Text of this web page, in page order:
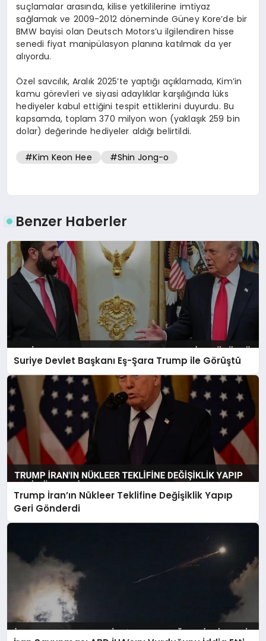
suçlamalar arasında, kilise yetkililerine imtiyaz
sağlamak ve 2009-2012 döneminde Güney Kore’de bir
BMW bayisi olan Deutsch Motors’u ilgilendiren hisse
senedi fiyat manipülasyon planına katılmak da yer
alıyordu.
Özel savcılık, Aralık 2025’te yaptığı açıklamada, Kim’in
kamu görevleri ve siyasi adaylıklar karşılığında lüks
hediyeler kabul ettiğini tespit ettiklerini duyurdu. Bu
kapsamda, toplam 370 milyon won (yaklaşık 259 bin
dolar) değerinde hediyeler aldığı belirtildi.
#Kim Keon Hee #Shin Jong-o
Benzer Haberler
Suriye Devlet Başkanı Eş-Şara Trump ile Görüştü
Trump İran’ın Nükleer Teklifine Değişiklik Yapıp
Geri Gönderdi